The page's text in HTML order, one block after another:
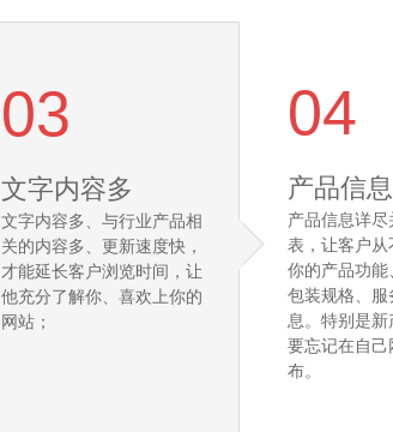
03
文字内容多
文字内容多、与行业产品相
关的内容多、更新速度快，
才能延长客户浏览时间，让
他充分了解你、喜欢上你的
网站；
04
产品信
产品信息详尽
表，让客户
你的产品功能
包装规格、服
息。特别是
要忘记在自己
布。